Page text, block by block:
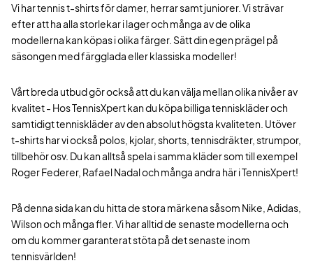
Vi har tennis t-shirts för damer, herrar samt juniorer. Vi strävar
efter att ha alla storlekar i lager och många av de olika
modellerna kan köpas i olika färger. Sätt din egen prägel på
säsongen med färgglada eller klassiska modeller!
Vårt breda utbud gör också att du kan välja mellan olika nivåer av
kvalitet - Hos TennisXpert kan du köpa billiga tenniskläder och
samtidigt tenniskläder av den absolut högsta kvaliteten. Utöver
t-shirts har vi också polos, kjolar, shorts, tennisdräkter, strumpor,
tillbehör osv. Du kan alltså spela i samma kläder som till exempel
Roger Federer, Rafael Nadal och många andra här i TennisXpert!
På denna sida kan du hitta de stora märkena såsom Nike, Adidas,
Wilson och många fler. Vi har alltid de senaste modellerna och
om du kommer garanterat stöta på det senaste inom
tennisvärlden!